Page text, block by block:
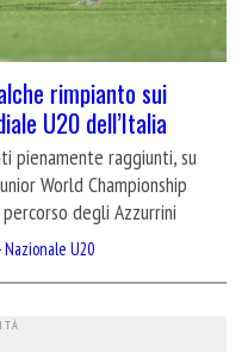
rimpianto sui
U20 dell’Italia
pienamente raggiunti, su
World Championship
degli Azzurrini
U20